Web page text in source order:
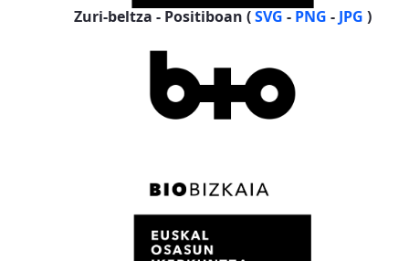
Zuri-beltza - Positiboan (SVG - PNG - JPG )